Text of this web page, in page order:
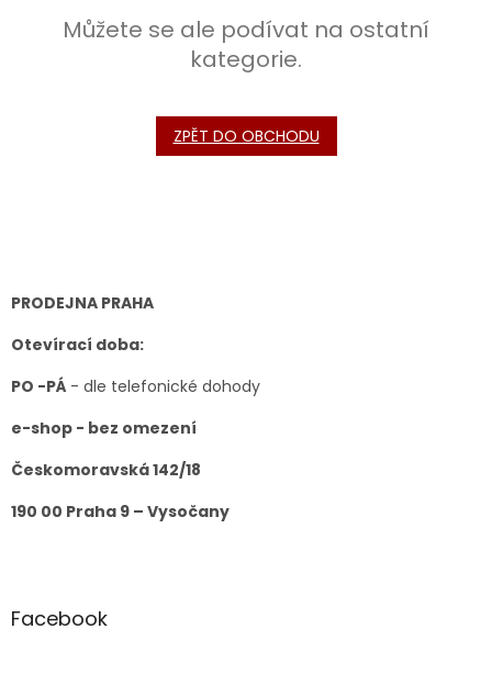
Můžete se ale podívat na ostatní
kategorie.
ZPĚT DO OBCHODU
PRODEJNA PRAHA
Otevírací doba:
PO -PÁ - dle telefonické dohody
e-shop - bez omezení
Českomoravská 142/18
190 00 Praha 9 – Vysočany
Facebook